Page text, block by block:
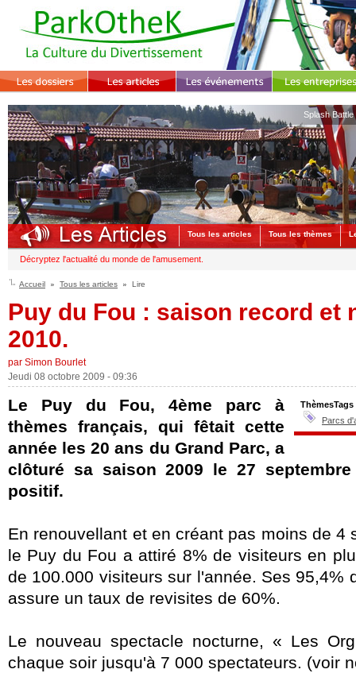
Splash
Tous les articles Tous les thèmes
Décryptez l'actualité du monde de l'amusement.
Accueil Tous les articles Lire
Puy du Fou : saison record et
2010.
par Simon Bourlet
Jeudi 08 octobre 2009 - 09:36
ThèmesTags
Parcs
Le Puy du Fou, 4ème parc à
thèmes français, qui fêtait cette
année les 20 ans du Grand Parc, a
clôturé sa saison 2009 le 27
positif.
En renouvellant et en créant pas moins de 4
le Puy du Fou a attiré 8% de visiteurs en
de 100.000 visiteurs sur l'année. Ses 95,4%
assure un taux de revisites de 60%.
Le nouveau spectacle nocturne, « Les
chaque soir jusqu'à 7 000 spectateurs. (voir